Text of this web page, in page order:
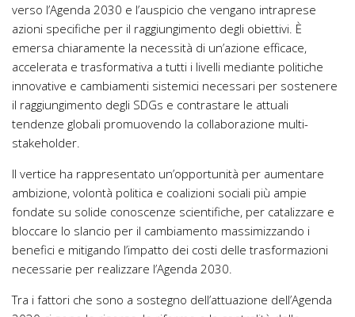
verso l’Agenda 2030 e l’auspicio che vengano intraprese
azioni specifiche per il raggiungimento degli obiettivi. È
emersa chiaramente la necessità di un’azione efficace,
accelerata e trasformativa a tutti i livelli mediante politiche
innovative e cambiamenti sistemici necessari per sostenere
il raggiungimento degli SDGs e contrastare le attuali
tendenze globali promuovendo la collaborazione multi-
stakeholder.
Il vertice ha rappresentato un’opportunità per aumentare
ambizione, volontà politica e coalizioni sociali più ampie
fondate su solide conoscenze scientifiche, per catalizzare e
bloccare lo slancio per il cambiamento massimizzando i
benefici e mitigando l’impatto dei costi delle trasformazioni
necessarie per realizzare l’Agenda 2030.
Tra i fattori che sono a sostegno dell’attuazione dell’Agenda